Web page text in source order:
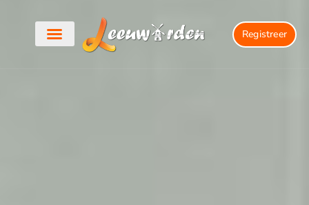
Registreer